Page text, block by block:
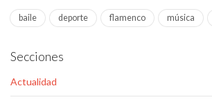
baile deporte flamenco música
Secciones
Actualidad